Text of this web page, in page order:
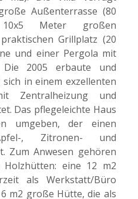
Außenterrasse (80
Meter großen
Grillplatz (20
und einer Pergola mit
Die 2005 erbaute und
in einem exzellenten
Zentralheizung und
Das pflegeleichte Haus
umgeben, der einen
, Zitronen- und
Zum Anwesen gehören
eine 12 m2
als Werkstatt/Büro
m2 große Hütte, die als